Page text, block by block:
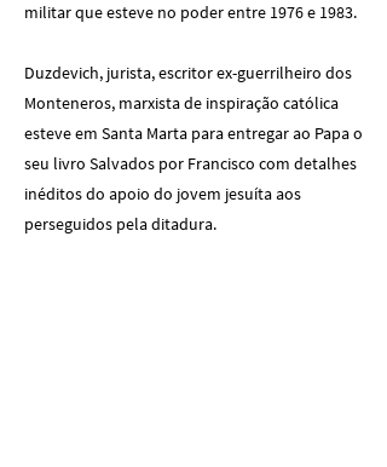
militar que esteve no poder entre 1976 e 1983.
Duzdevich, jurista, escritor ex-guerrilheiro dos
Monteneros, marxista de inspiração católica
esteve em Santa Marta para entregar ao Papa o
seu livro Salvados por Francisco com detalhes
inéditos do apoio do jovem jesuíta aos
perseguidos pela ditadura.